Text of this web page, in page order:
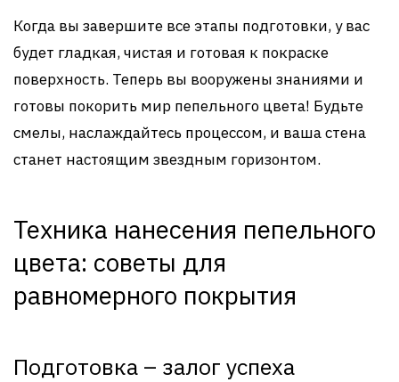
Когда вы завершите все этапы подготовки, у вас
будет гладкая, чистая и готовая к покраске
поверхность. Теперь вы вооружены знаниями и
готовы покорить мир пепельного цвета! Будьте
смелы, наслаждайтесь процессом, и ваша стена
станет настоящим звездным горизонтом.
Техника нанесения пепельного
цвета: советы для
равномерного покрытия
Подготовка – залог успеха